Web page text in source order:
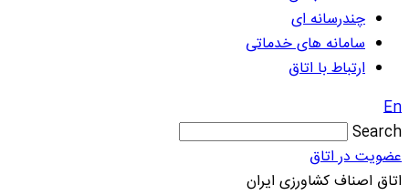
چندرسانه ای
سامانه های خدماتی
ارتباط با اتاق
En
Search
عضویت در اتاق
اتاق اصناف کشاورزی ایران